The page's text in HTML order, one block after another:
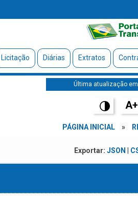
Licitação Diárias Extratos
Última atualização
A+
PÁGINA INICIAL »
Exportar: JSON